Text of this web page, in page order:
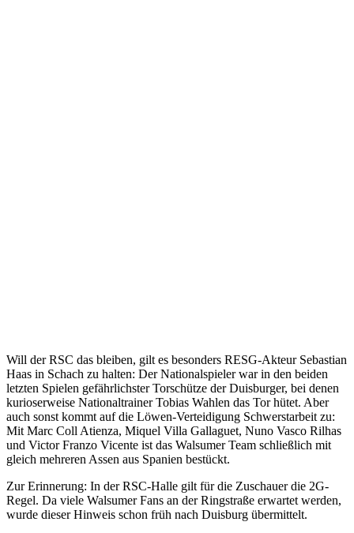
Will der RSC das bleiben, gilt es besonders RESG-Akteur Sebastian
Haas in Schach zu halten: Der Nationalspieler war in den beiden
letzten Spielen gefährlichster Torschütze der Duisburger, bei denen
kurioserweise Nationaltrainer Tobias Wahlen das Tor hütet. Aber
auch sonst kommt auf die Löwen-Verteidigung Schwerstarbeit zu:
Mit Marc Coll Atienza, Miquel Villa Gallaguet, Nuno Vasco Rilhas
und Victor Franzo Vicente ist das Walsumer Team schließlich mit
gleich mehreren Assen aus Spanien bestückt.
Zur Erinnerung: In der RSC-Halle gilt für die Zuschauer die 2G-
Regel. Da viele Walsumer Fans an der Ringstraße erwartet werden,
wurde dieser Hinweis schon früh nach Duisburg übermittelt.